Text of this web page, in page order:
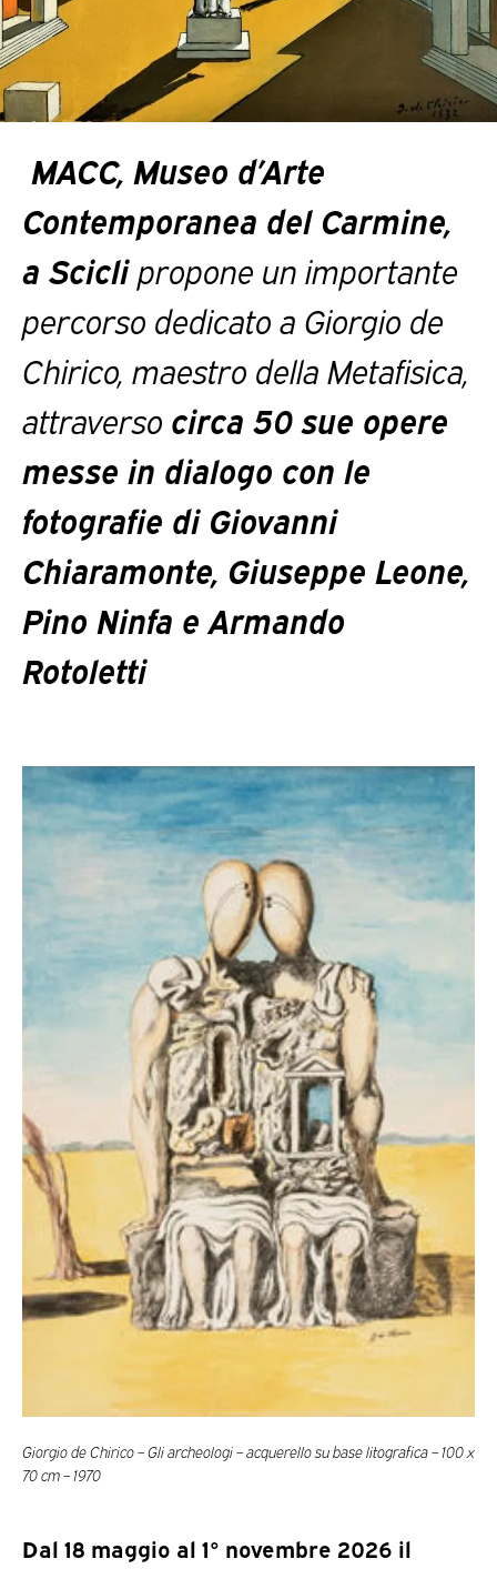
MACC, Museo d’Arte
Contemporanea del Carmine,
a Sciclipropone un importante
percorso dedicato a Giorgio de
Chirico, maestro della Metafisica,
attraverso circa 50 sue opere
messe in dialogo con le
fotografie di Giovanni
Chiaramonte, Giuseppe Leone,
Pino Ninfa e Armando
Rotoletti
Giorgio de Chirico – Gli archeologi – acquerello su base litografica – 100 x
70 cm – 1970
Dal 18 maggio al 1° novembre 2026 il